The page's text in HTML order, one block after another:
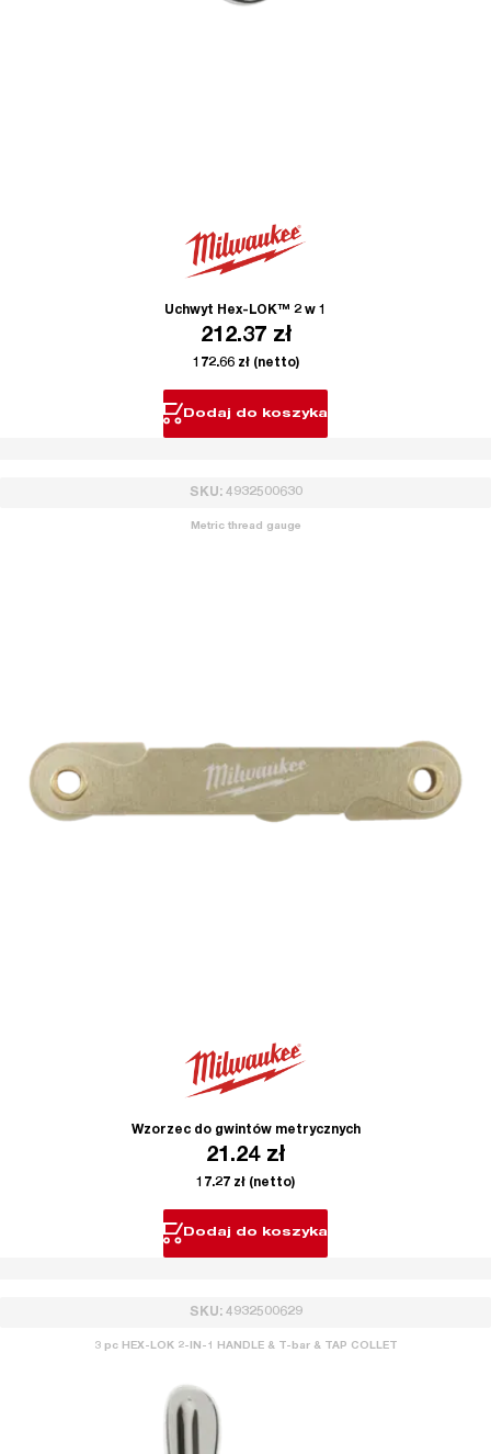
Uchwyt Hex-LOK™ 2 w 1
212.37 zł
172.66 zł(netto)
Dodaj do koszyka
SKU: 4932500630
Metric thread gauge
Wzorzec do gwintów metrycznych
21.24 zł
17.27 zł (netto)
Dodaj do koszyka
SKU: 4932500629
3 pc HEX-LOK 2-IN-1 HANDLE & T-bar & TAP COLLET